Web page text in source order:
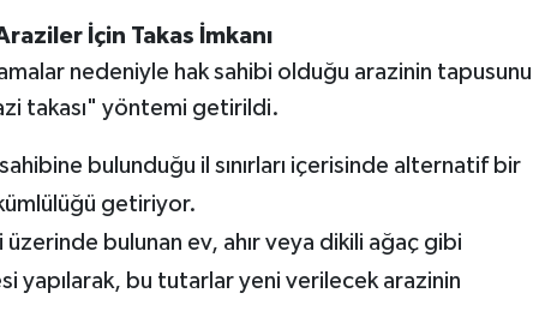
İçin Takas İmkanı
nedeniyle hak sahibi olduğu arazinin tapusunu
takası" yöntemi getirildi.
bulunduğu il sınırları içerisinde alternatif bir
getiriyor.
bulunan ev, ahır veya dikili ağaç gibi
yapılarak, bu tutarlar yeni verilecek arazinin